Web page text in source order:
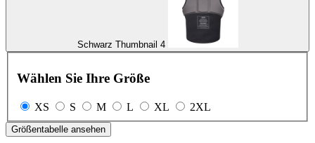
Schwarz Thumbnail 4
Wählen Sie Ihre Größe
XS S M L XL 2XL
Größentabelle ansehen